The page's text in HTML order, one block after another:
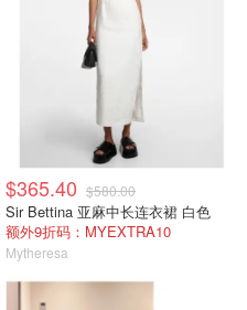
$365.40 $580.00
Sir Bettina 亚麻中长连衣裙 白色
额外9折码：MYEXTRA10
Mytheresa